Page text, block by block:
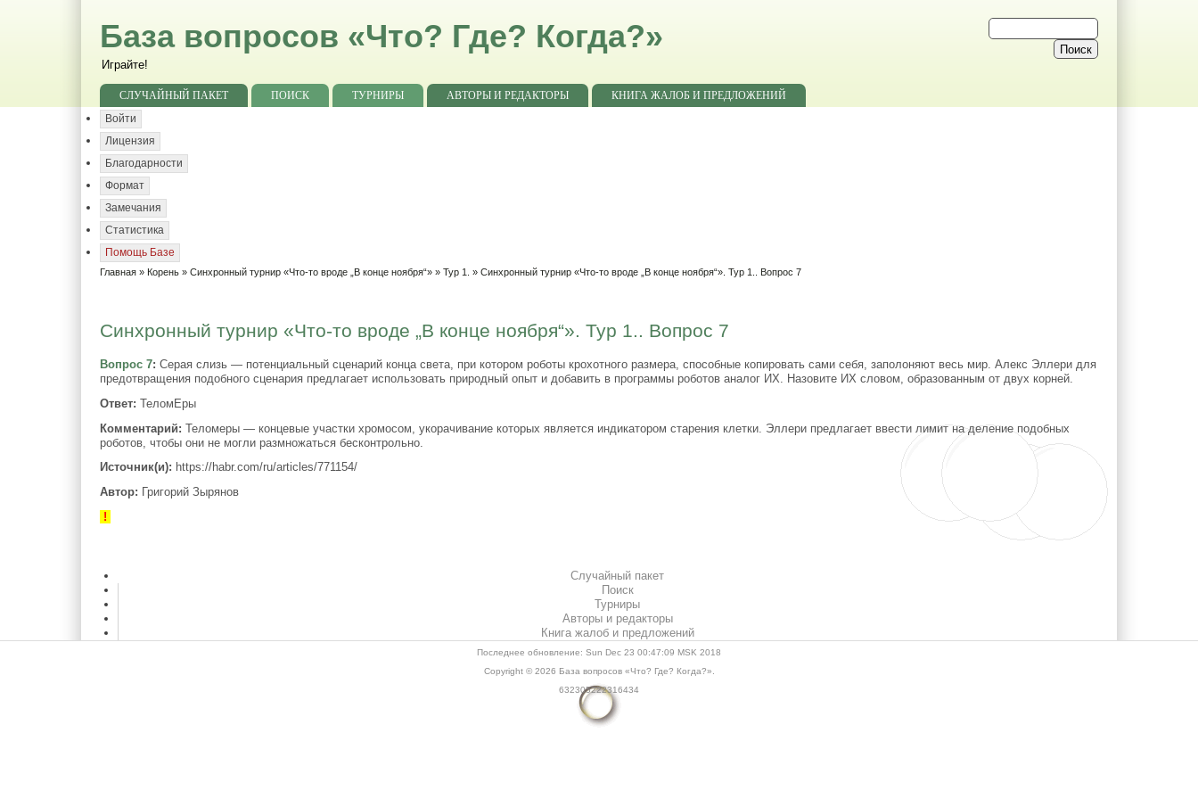
База вопросов «Что? Где? Когда?»
Играйте!
СЛУЧАЙНЫЙ ПАКЕТ ПОИСК ТУРНИРЫ АВТОРЫ И РЕДАКТОРЫ
КНИГА ЖАЛОБ И ПРЕДЛОЖЕНИЙ
Войти
Лицензия
Благодарности
Формат
Замечания
Статистика
Помощь Базе
Главная » Корень »Синхронный турнир «Что-то вроде „В конце ноября“» »Тур 1. » Синхронный турнир «Что-то вроде „В конце ноября“». Тур 1.. Вопрос 7
Синхронный турнир «Что-то вроде „В конце ноября“». Тур 1.. Вопрос 7
Вопрос 7: Серая слизь — потенциальный сценарий конца света, при котором роботы крохотного размера, способные копировать сами себя, заполоняют весь мир. Алекс Эллери для
предотвращения подобного сценария предлагает использовать природный опыт и добавить в программы роботов аналог ИХ. Назовите ИХ словом, образованным от двух корней.
Ответ: ТеломЕры
Комментарий: Теломеры — концевые участки хромосом, укорачивание которых является индикатором старения клетки. Эллери предлагает ввести лимит на деление подобных
роботов, чтобы они не могли размножаться бесконтрольно.
Источник(и): https://habr.com/ru/articles/771154/
Автор: Григорий Зырянов
!
Случайный пакет
Поиск
Турниры
Авторы и редакторы
Книга жалоб и предложений
Последнее обновление: Sun Dec 23 00:47:09 MSK 2018
Copyright © 2026 База вопросов «Что? Где? Когда?».
632305222316434